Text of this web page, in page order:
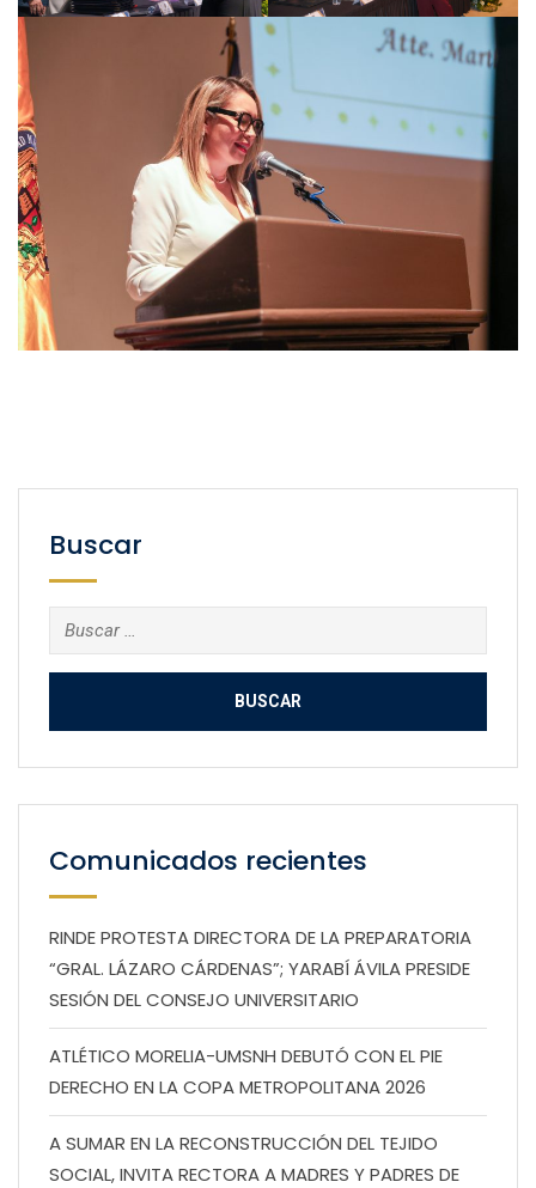
Buscar
Buscar:
Comunicados recientes
RINDE PROTESTA DIRECTORA DE LA PREPARATORIA
“GRAL. LÁZARO CÁRDENAS”; YARABÍ ÁVILA PRESIDE
SESIÓN DEL CONSEJO UNIVERSITARIO
ATLÉTICO MORELIA-UMSNH DEBUTÓ CON EL PIE
DERECHO EN LA COPA METROPOLITANA 2026
A SUMAR EN LA RECONSTRUCCIÓN DEL TEJIDO
SOCIAL, INVITA RECTORA A MADRES Y PADRES DE